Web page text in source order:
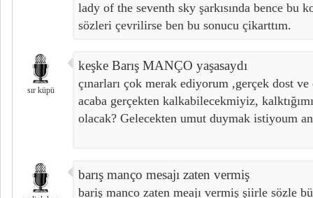
lady of the seventh sky şarkısında bence bu
sözleri çevrilirse ben bu sonucu çikarttım.
sır küpü
keşke Barış MANÇO yaşasaydı
çınarları çok merak ediyorum ,gerçek dost ve
acaba gerçekten kalkabilecekmiyiz,
olacak? Gelecekten umut duymak istiyoum
barış manço mesajı zaten vermiş
bariş manco zaten meajı vermiş şiirle sözle